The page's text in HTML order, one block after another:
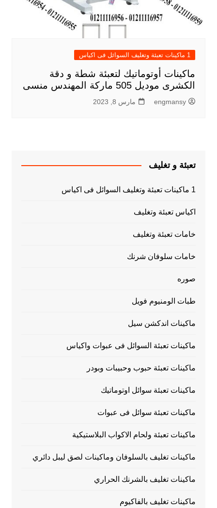
1 ماكينات تعبئة وتغليف السوائل فى اكياس
ماكينات أوتوماتيك لتعبئة شطة و دقة
الكشرى موديل 505 ماركة المهندس منسى
engmansy مارس 8, 2023
تعبئة و تغليف
1 ماكينات تعبئة وتغليف السوائل فى اكياس
اكياس تعبئة وتغليف
خامات تعبئة وتغليف
خامات سلوفان شرنك
صوره
طبات الومنيوم فويل
ماكينات اندكشن سيل
ماكينات تعبئة السوائل فى عبوات واكياس
ماكينات تعبئة حبوب وحبيبات وبودر
ماكينات تعبئة سوائل اوتوماتيك
ماكينات تعبئة سوائل فى عبوات
ماكينات تعبئة ولحام الاكواب البلاستيكية
ماكينات تغليف بالسلوفان وماكينات لصق ليبل دائري
ماكينات تغليف بالشرنك الحراري
ماكينات تغليف بالفاكيوم